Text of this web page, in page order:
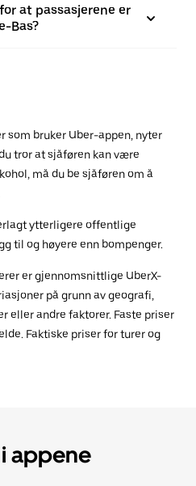
at passasjerene er
Bas?
som bruker Uber-appen, nyter
tror at sjåføren kan være
må du be sjåføren om å
ytterligere offentlige
til og høyere enn bompenger.
er gjennomsnittlige UberX-
på grunn av geografi,
eller andre faktorer. Faste priser
Faktiske priser for turer og
appene